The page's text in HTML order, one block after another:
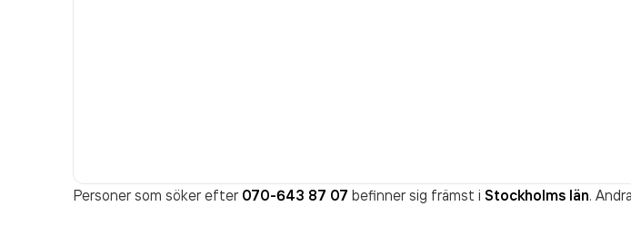
Personer som söker efter 070-643 87 07 befinner sig främst i Stockholms län.